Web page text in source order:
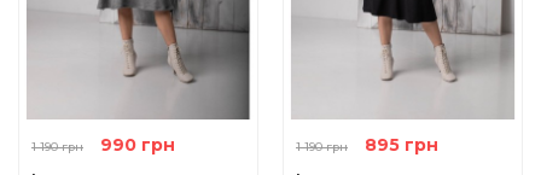
1 190 грн 990 грн 1 190 грн 895 грн